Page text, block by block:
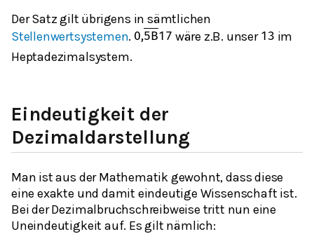
Der Satz gilt übrigens in sämtlichen
Stellenwertsystemen. 0,5 B17 wäre z.B. unser 1 3 im
Heptadezimalsystem.
Eindeutigkeit der
Dezimaldarstellung
Man ist aus der Mathematik gewohnt, dass diese
eine exakte und damit eindeutige Wissenschaft ist.
Bei der Dezimalbruchschreibweise tritt nun eine
Uneindeutigkeit auf. Es gilt nämlich: